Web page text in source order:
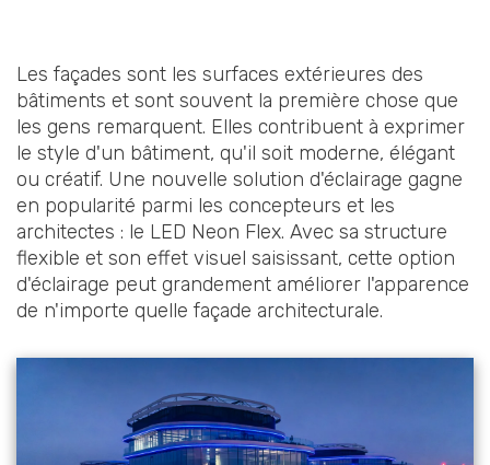
Les façades sont les surfaces extérieures des
bâtiments et sont souvent la première chose que
les gens remarquent. Elles contribuent à exprimer
le style d'un bâtiment, qu'il soit moderne, élégant
ou créatif. Une nouvelle solution d'éclairage gagne
en popularité parmi les concepteurs et les
architectes : le LED Neon Flex. Avec sa structure
flexible et son effet visuel saisissant, cette option
d'éclairage peut grandement améliorer l'apparence
de n'importe quelle façade architecturale.